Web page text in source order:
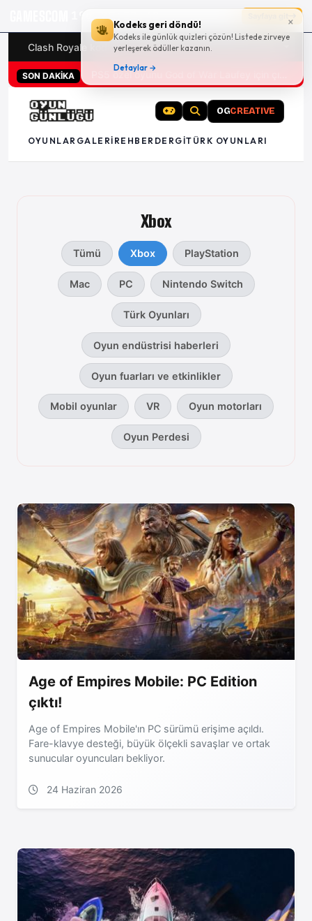
×
Kodeks geri döndü!
Kodeks ile günlük quizleri çözün! Listede zirveye
yerleşerek ödüller kazanın.
Detaylar →
19g 20:52:47
Clash Royale kodları Türk oyunları (PC ve konsollar) -
SON DAKİKA
OGCREATIVE
OYUNLAR GALERI REHBER DERGITÜRK OYUNLARI
Xbox
Oyun Günlüğü oyun
Tümü Xbox PlayStation
Mac PC Nintendo Switch
Türk Oyunları
Oyun endüstrisi haberleri
Oyun fuarları ve etkinlikler
Mobil oyunlar VR Oyun motorları
Oyun Perdesi
Age of Empires Mobile: PC Edition
çıktı!
Age of Empires Mobile'ın PC sürümü erişime açıldı.
Fare-klavye desteği, büyük ölçekli savaşlar ve ortak
sunucular oyuncuları bekliyor.
24 Haziran 2026